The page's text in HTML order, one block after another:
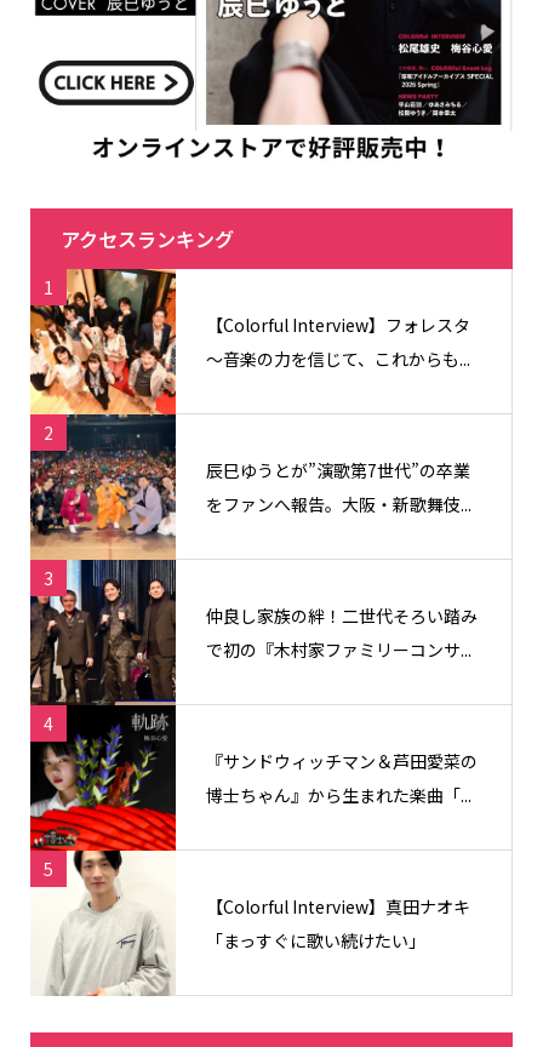
アクセスランキング
1
【Colorful Interview】フォレスタ
〜音楽の力を信じて、これからも...
2
辰巳ゆうとが”演歌第7世代”の卒業
をファンへ報告。大阪・新歌舞伎...
3
仲良し家族の絆！二世代そろい踏み
で初の『木村家ファミリーコンサ...
4
『サンドウィッチマン＆芦田愛菜の
博士ちゃん』から生まれた楽曲「...
5
【Colorful Interview】真田ナオキ
「まっすぐに歌い続けたい」